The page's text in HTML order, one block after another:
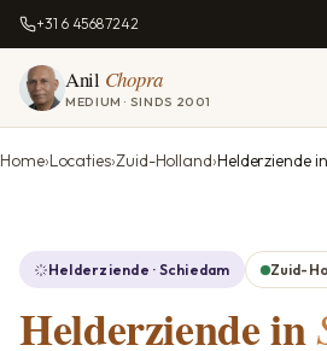
+31 6 45687242
Anil Chopra
MEDIUM · SINDS 2001
Home Locaties Zuid-Holland Helderziende
Helderziende · Schiedam Zuid-
Helderziende in